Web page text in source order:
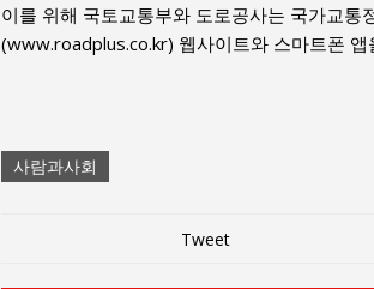
이를 위해 국토교통부와 도로공사는 국가교
(www.roadplus.co.kr) 웹사이트와 스마트폰
사람과사회
Tweet